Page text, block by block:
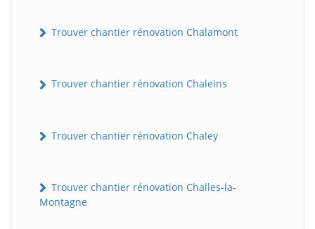
Trouver chantier rénovation Chalamont
Trouver chantier rénovation Chaleins
Trouver chantier rénovation Chaley
Trouver chantier rénovation Challes-la-
Montagne